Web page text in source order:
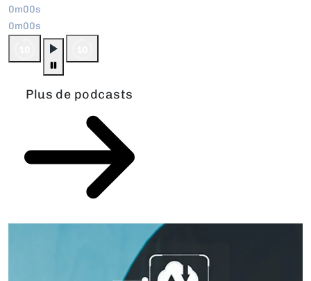
0m00s
0m00s
Plus de podcasts